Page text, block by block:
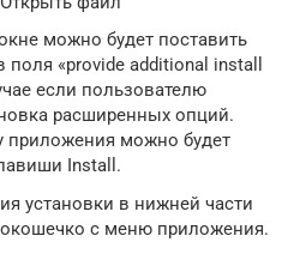
можно будет поставить
«provide additional install
если пользователю
расширенных опций.
приложения можно будет
Install.
установки в нижней части
окошечко с меню приложения.